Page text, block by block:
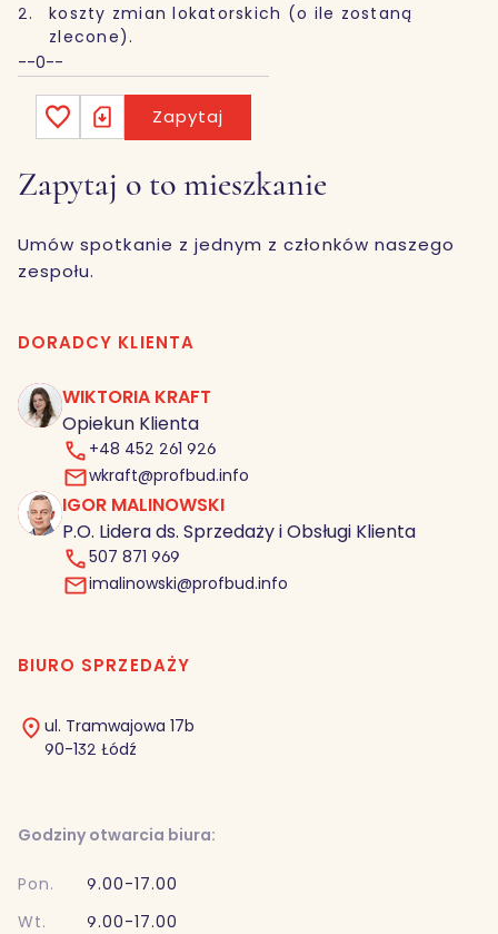
koszty zmian lokatorskich (o ile zostaną
zlecone).
--0--
Zapytaj
Zapytaj o to mieszkanie
Umów spotkanie z jednym z członków naszego
zespołu.
DORADCY KLIENTA
WIKTORIA KRAFT
Opiekun Klienta
+48 452 261 926
wkraft@profbud.info
IM
IGOR MALINOWSKI
P.O. Lidera ds. Sprzedaży i Obsługi Klienta
507 871 969
imalinowski@profbud.info
BIURO SPRZEDAŻY
ul. Tramwajowa 17b
90-132 Łódź
Godziny otwarcia biura:
Pon.
9.00-17.00
Wt.
9.00-17.00